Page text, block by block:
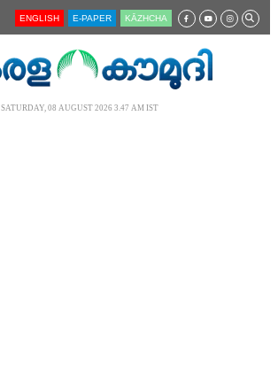
ENGLISH E-PAPER KĀZHCHA
SATURDAY, 08 AUGUST 2026 3.47 AM IST